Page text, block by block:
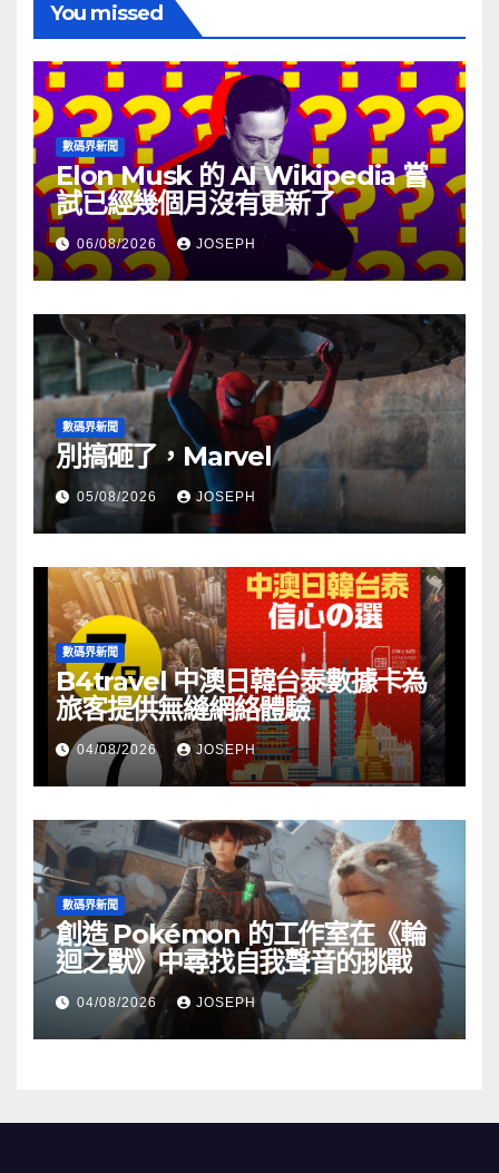
You missed
數碼界新聞
Elon Musk 的 AI Wikipedia 嘗
試已經幾個月沒有更新了
06/08/2026 JOSEPH
數碼界新聞
別搞砸了，Marvel
05/08/2026 JOSEPH
數碼界新聞
B4travel 中澳日韓台泰數據卡為
旅客提供無縫網絡體驗
04/08/2026 JOSEPH
數碼界新聞
創造 Pokémon 的工作室在《輪
迴之獸》中尋找自我聲音的挑戰
04/08/2026 JOSEPH